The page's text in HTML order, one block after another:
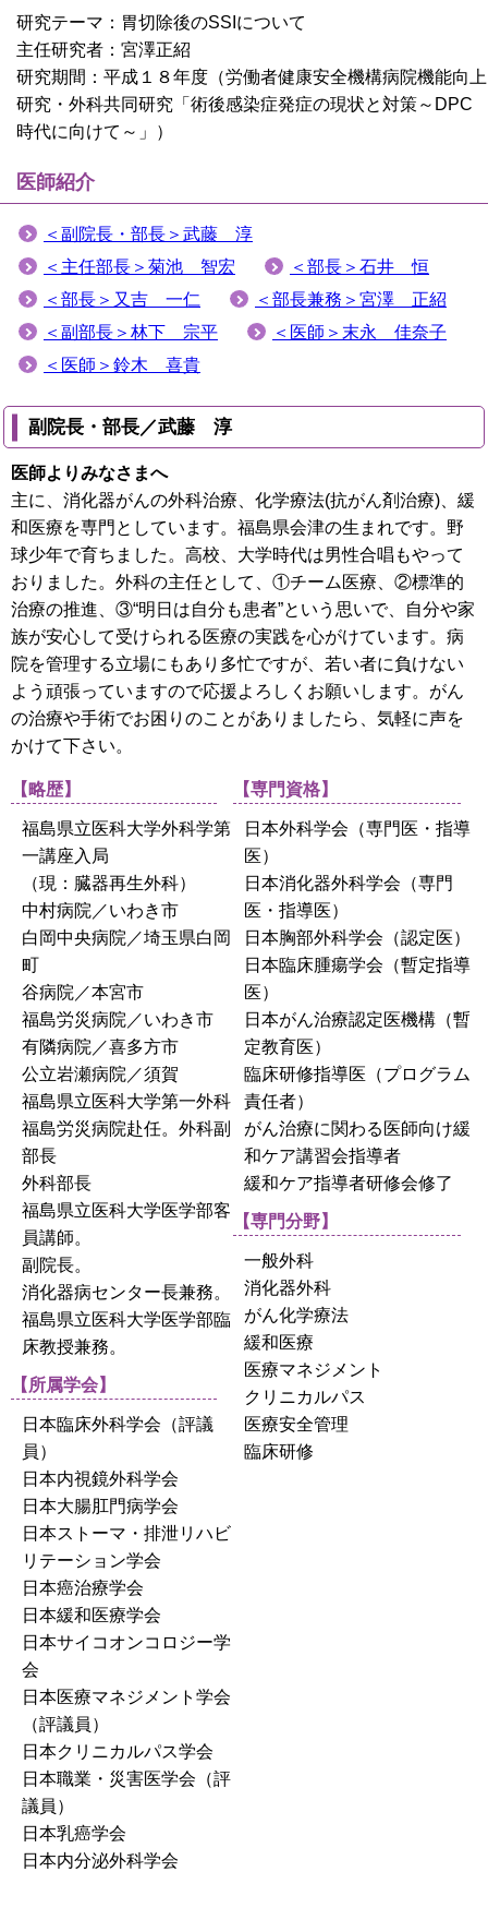
研究テーマ：胃切除後のSSIについて
主任研究者：宮澤正紹
研究期間：平成１８年度（労働者健康安全機構病院機能向上
研究・外科共同研究「術後感染症発症の現状と対策～DPC
時代に向けて～」）
医師紹介
＜副院長・部長＞武藤 淳
＜主任部長＞菊池 智宏
＜部長＞石井 恒
＜部長＞又吉 一仁
＜部長兼務＞宮澤 正紹
＜副部長＞林下 宗平
＜医師＞末永 佳奈子
＜医師＞鈴木 喜貴
副院長・部長／武藤 淳
医師よりみなさまへ
主に、消化器がんの外科治療、化学療法(抗がん剤治療)、緩
和医療を専門としています。福島県会津の生まれです。野
球少年で育ちました。高校、大学時代は男性合唱もやって
おりました。外科の主任として、①チーム医療、②標準的
治療の推進、③“明日は自分も患者”という思いで、自分や家
族が安心して受けられる医療の実践を心がけています。病
院を管理する立場にもあり多忙ですが、若い者に負けない
よう頑張っていますので応援よろしくお願いします。がん
の治療や手術でお困りのことがありましたら、気軽に声を
かけて下さい。
【略歴】
福島県立医科大学外科学第
一講座入局
（現：臓器再生外科）
中村病院／いわき市
白岡中央病院／埼玉県白岡
町
谷病院／本宮市
福島労災病院／いわき市
有隣病院／喜多方市
公立岩瀬病院／須賀
福島県立医科大学第一外科
福島労災病院赴任。外科副
部長
外科部長
福島県立医科大学医学部客
員講師。
副院長。
消化器病センター長兼務。
福島県立医科大学医学部臨
床教授兼務。
【所属学会】
日本臨床外科学会（評議
員）
日本内視鏡外科学会
日本大腸肛門病学会
日本ストーマ・排泄リハビ
リテーション学会
日本癌治療学会
日本緩和医療学会
日本サイコオンコロジー学
会
日本医療マネジメント学会
（評議員）
日本クリニカルパス学会
日本職業・災害医学会（評
議員）
日本乳癌学会
日本内分泌外科学会
【専門資格】
日本外科学会（専門医・指導
医）
日本消化器外科学会（専門
医・指導医）
日本胸部外科学会（認定医）
日本臨床腫瘍学会（暫定指導
医）
日本がん治療認定医機構（暫
定教育医）
臨床研修指導医（プログラム
責任者）
がん治療に関わる医師向け緩
和ケア講習会指導者
緩和ケア指導者研修会修了
【専門分野】
一般外科
消化器外科
がん化学療法
緩和医療
医療マネジメント
クリニカルパス
医療安全管理
臨床研修